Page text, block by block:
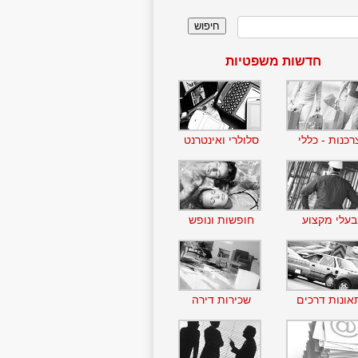
חדשות משפטיות
- כללי סלולרי ואינטרנט
בעלי מקצוע חופשות ונופש
דרכים שכירות דירה